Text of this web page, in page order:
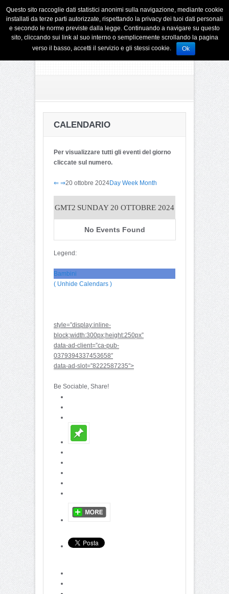
CALENDARIO
Per visualizzare tutti gli eventi del giorno
cliccate sul numero.
⇐ ⇒20 ottobre 2024Day Week Month
GMT2 SUNDAY 20 OTTOBRE 2024
No Events Found
Legend:
Bambini
( Unhide Calendars )
style=”display:inline-
block;width:300px;height:250px”
data-ad-client=”ca-pub-
0379394337453658″
data-ad-slot=”8222587235″>
Be Sociable, Share!
Questo sito raccoglie dati statistici anonimi sulla navigazione, mediante cookie
installati da terze parti autorizzate, rispettando la privacy dei tuoi dati personali
e secondo le norme previste dalla legge. Continuando a navigare su questo
sito, cliccando sui link al suo interno o semplicemente scrollando la pagina
verso il basso, accetti il servizio e gli stessi cookie.
Ok